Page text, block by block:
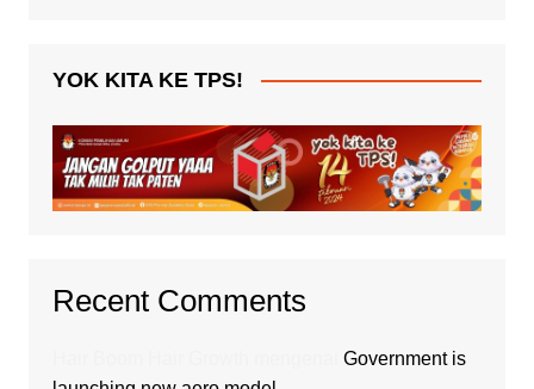
YOK KITA KE TPS!
Recent Comments
Government is